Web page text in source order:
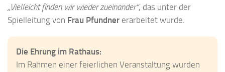
„Vielleicht finden wir wieder zueinander“, das unter der
Spielleitung von Frau Pfundner erarbeitet wurde.
Die Ehrung im Rathaus:
Im Rahmen einer feierlichen Veranstaltung wurden